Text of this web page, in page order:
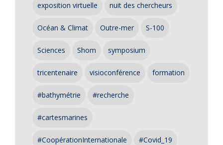
exposition virtuelle nuit des chercheurs
Océan & Climat Outre-mer S-100
Sciences Shom symposium
tricentenaire visioconférence formation
#bathymétrie #recherche
#cartesmarines
#CoopérationInternationale #Covid_19